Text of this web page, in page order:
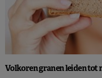
Volkoren granen leiden tot